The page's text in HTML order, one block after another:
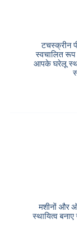
टचस्क्रीन
स्वचालित
आपके घरेलू
टचस्क्रीन
स्वचालित
आपके घरेलू
मशीनों और
स्थायित्व
मशीनों और
स्थायित्व